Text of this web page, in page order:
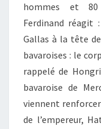
hommes et 80
Ferdinand réagit
Gallas à la tête
bavaroises : le
rappelé de
bavaroise de
viennent
de l’empereur,